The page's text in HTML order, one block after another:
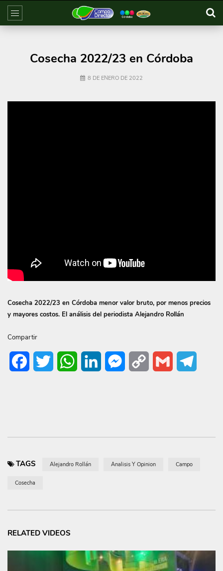
Cosecha 2022/23 en Córdoba
8 DE ENERO DE 2022
Cosecha 2022/23 en Córdoba menor valor bruto, por menos precios
y mayores costos. El análisis del periodista Alejandro Rollán
Compartir
FacebookTwitter WhatsAppLinkedIn Messenger
Copy
Gmail
TAGS Alejandro Rollán Analisis Y Opinion Campo
Cosecha
RELATED VIDEOS